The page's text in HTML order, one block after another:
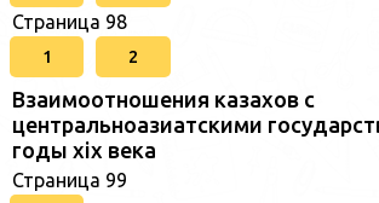
Страница 98
1 2
Взаимоотношения казахов с
центральноазиатскими
годы xix века
Страница 99